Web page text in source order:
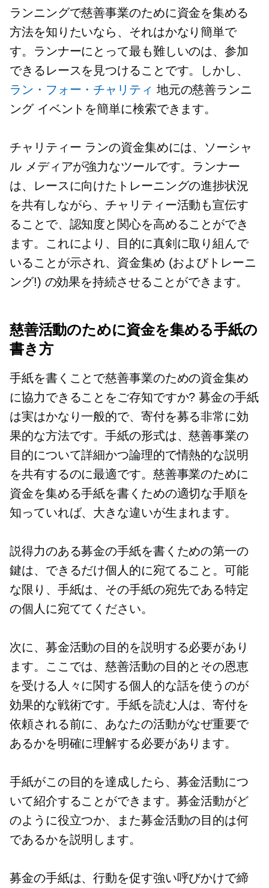
ランニングで慈善事業のために資金を集める
方法を知りたいなら、それはかなり簡単で
す。ランナーにとって最も難しいのは、参加
できるレースを見つけることです。しかし、
ラン・フォー・チャリティ 地元の慈善ランニ
ング イベントを簡単に検索できます。
チャリティー ランの資金集めには、ソーシャ
ル メディアが強力なツールです。ランナー
は、レースに向けたトレーニングの進捗状況
を共有しながら、チャリティー活動も宣伝す
ることで、認知度と関心を高めることができ
ます。これにより、目的に真剣に取り組んで
いることが示され、資金集め (およびトレーニ
ング!) の効果を持続させることができます。
慈善活動のために資金を集める手紙の
書き方
手紙を書くことで慈善事業のための資金集め
に協力できることをご存知ですか? 募金の手紙
は実はかなり一般的で、寄付を募る非常に効
果的な方法です。手紙の形式は、慈善事業の
目的について詳細かつ論理的で情熱的な説明
を共有するのに最適です。慈善事業のために
資金を集める手紙を書くための適切な手順を
知っていれば、大きな違いが生まれます。
説得力のある募金の手紙を書くための第一の
鍵は、できるだけ個人的に宛てること。可能
な限り、手紙は、その手紙の宛先である特定
の個人に宛ててください。
次に、募金活動の目的を説明する必要があり
ます。ここでは、慈善活動の目的とその恩恵
を受ける人々に関する個人的な話を使うのが
効果的な戦術です。手紙を読む人は、寄付を
依頼される前に、あなたの活動がなぜ重要で
あるかを明確に理解する必要があります。
手紙がこの目的を達成したら、募金活動につ
いて紹介することができます。募金活動がど
のように役立つか、また募金活動の目的は何
であるかを説明します。
募金の手紙は、行動を促す強い呼びかけで締